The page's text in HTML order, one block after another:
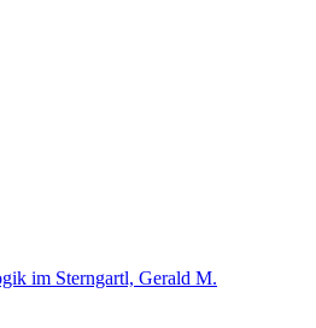
im Sterngartl, Gerald M.